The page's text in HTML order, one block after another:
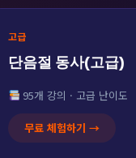
고급
단음절 동사(고급)
95개 강의 · 고급 난이도
무료 체험하기 →